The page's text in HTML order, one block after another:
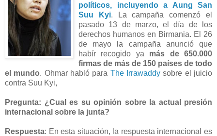
políticos, incluyendo a Aung San
Suu Kyi. La campaña comenzó el
pasado 13 de marzo, el día de los
derechos humanos en Birmania. El 26
de mayo la campaña anunció que
habír recogido ya más de 650.000
firmas de más de 150 países de todo
el mundo. Ohmar habló para The Irrawaddy sobre el juicio
contra Suu Kyi,
Pregunta: ¿Cual es su opinión sobre la actual presión
internacional sobre la junta?
Respuesta: En esta situación, la respuesta internacional es